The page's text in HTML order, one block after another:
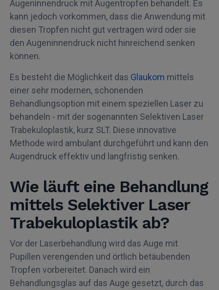
Augeninnendruck mit Augentropfen behandelt. Es
kann jedoch vorkommen, dass die Anwendung mit
diesen Tropfen nicht gut vertragen wird oder sie
den Augeninnendruck nicht hinreichend senken
können.
Es besteht die Möglichkeit das Glaukom mittels
einer sehr modernen, schonenden
Behandlungsoption mit einem speziellen Laser zu
behandeln - mit der sogenannten Selektiven Laser
Trabekuloplastik, kurz SLT. Diese innovative
Methode wird ambulant durchgeführt und kann den
Augendruck effektiv und langfristig senken.
Wie läuft eine Behandlung
mittels Selektiver Laser
Trabekuloplastik ab?
Vor der Laserbehandlung wird das Auge mit
Pupillen verengenden und örtlich betäubenden
Tropfen vorbereitet. Danach wird ein
Behandlungsglas auf das Auge gesetzt, durch das